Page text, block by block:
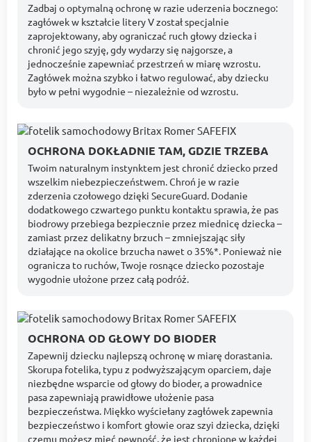
Zadbaj o optymalną ochronę w razie uderzenia bocznego:
zagłówek w kształcie litery V został specjalnie
zaprojektowany, aby ograniczać ruch głowy dziecka i
chronić jego szyję, gdy wydarzy się najgorsze, a
jednocześnie zapewniać przestrzeń w miarę wzrostu.
Zagłówek można szybko i łatwo regulować, aby dziecku
było w pełni wygodnie – niezależnie od wzrostu.
OCHRONA DOKŁADNIE TAM, GDZIE TRZEBA
Twoim naturalnym instynktem jest chronić dziecko przed
wszelkim niebezpieczeństwem. Chroń je w razie
zderzenia czołowego dzięki SecureGuard. Dodanie
dodatkowego czwartego punktu kontaktu sprawia, że pas
biodrowy przebiega bezpiecznie przez miednicę dziecka –
zamiast przez delikatny brzuch – zmniejszając siły
działające na okolice brzucha nawet o 35%*. Ponieważ nie
ogranicza to ruchów, Twoje rosnące dziecko pozostaje
wygodnie ułożone przez całą podróż.
OCHRONA OD GŁOWY DO BIODER
Zapewnij dziecku najlepszą ochronę w miarę dorastania.
Skorupa fotelika, typu z podwyższającym oparciem, daje
niezbędne wsparcie od głowy do bioder, a prowadnice
pasa zapewniają prawidłowe ułożenie pasa
bezpieczeństwa. Miękko wyściełany zagłówek zapewnia
bezpieczeństwo i komfort głowie oraz szyi dziecka, dzięki
czemu możesz mieć pewność, że jest chronione w każdej